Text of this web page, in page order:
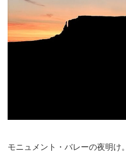
モニュメント・バレーの夜明け。